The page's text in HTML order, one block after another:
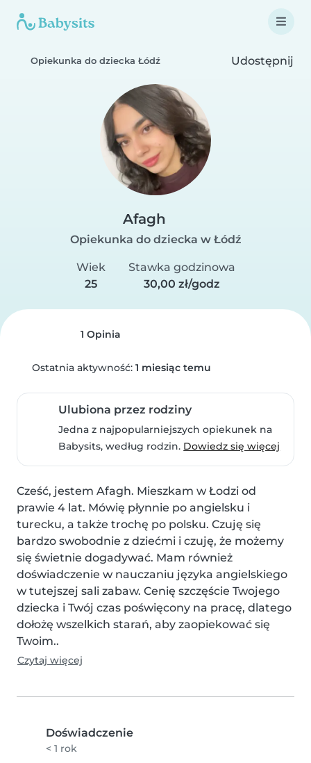
Opiekunka do dziecka Łódź Udostępnij
Afagh
Opiekunka do dziecka w Łódź
Wiek
25
Stawka godzinowa
30,00 zł/godz
1 Opinia
Ostatnia aktywność: 1 miesiąc temu
Ulubiona przez rodziny
Jedna z najpopularniejszych opiekunek na
Babysits, według rodzin. Dowiedz się więcej
Cześć, jestem Afagh. Mieszkam w Łodzi od
prawie 4 lat. Mówię płynnie po angielsku i
turecku, a także trochę po polsku. Czuję się
bardzo swobodnie z dziećmi i czuję, że możemy
się świetnie dogadywać. Mam również
doświadczenie w nauczaniu języka angielskiego
w tutejszej sali zabaw. Cenię szczęście Twojego
dziecka i Twój czas poświęcony na pracę, dlatego
dołożę wszelkich starań, aby zaopiekować się
Twoim..
Czytaj więcej
Doświadczenie
< 1 rok